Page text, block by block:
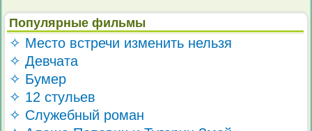
Популярные фильмы
✧ Место встречи изменить нельзя
✧ Девчата
✧ Бумер
✧ 12 стульев
✧ Служебный роман